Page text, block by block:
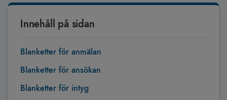
Innehåll på sidan
Blanketter för anmälan
Blanketter för ansökan
Blanketter för intyg